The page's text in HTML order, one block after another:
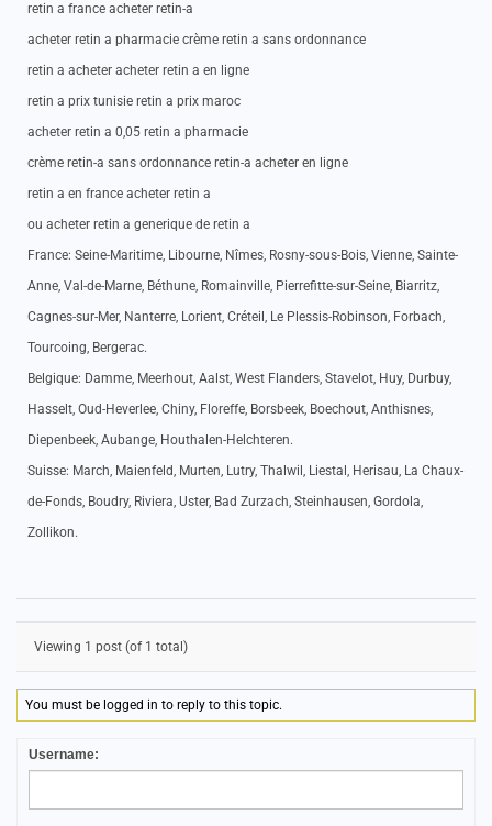
retin a france acheter retin-a
acheter retin a pharmacie crème retin a sans ordonnance
retin a acheter acheter retin a en ligne
retin a prix tunisie retin a prix maroc
acheter retin a 0,05 retin a pharmacie
crème retin-a sans ordonnance retin-a acheter en ligne
retin a en france acheter retin a
ou acheter retin a generique de retin a
France: Seine-Maritime, Libourne, Nîmes, Rosny-sous-Bois, Vienne, Sainte-
Anne, Val-de-Marne, Béthune, Romainville, Pierrefitte-sur-Seine, Biarritz,
Cagnes-sur-Mer, Nanterre, Lorient, Créteil, Le Plessis-Robinson, Forbach,
Tourcoing, Bergerac.
Belgique: Damme, Meerhout, Aalst, West Flanders, Stavelot, Huy, Durbuy,
Hasselt, Oud-Heverlee, Chiny, Floreffe, Borsbeek, Boechout, Anthisnes,
Diepenbeek, Aubange, Houthalen-Helchteren.
Suisse: March, Maienfeld, Murten, Lutry, Thalwil, Liestal, Herisau, La Chaux-
de-Fonds, Boudry, Riviera, Uster, Bad Zurzach, Steinhausen, Gordola,
Zollikon.
Viewing 1 post (of 1 total)
You must be logged in to reply to this topic.
Username: